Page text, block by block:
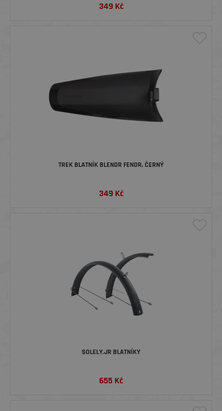
349Kč
TREK BLATNÍK BLENDR FENDR, ČERNÝ
349Kč
SOLELY.JR BLATNÍKY
655 Kč